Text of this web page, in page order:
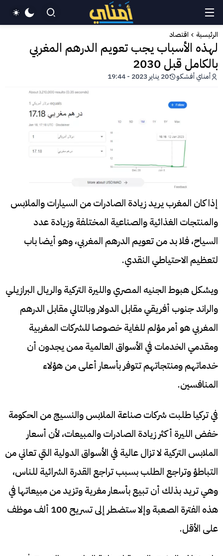
الرئيسية اقتصاد
لهذه الأسباب يجب تعويم الدرهم المغربي
بالكامل قبل 2030
أمناي أفشكو 20 يناير 2023 - 19:44
إذا كان المغرب يريد زيادة الصادرات من السيارات والملابس
والمنتجات الغذائية والصناعية المختلفة وزيادة عدد
السياح، فلا بد من تعويم الدرهم المغربي، وهو أيضا باب
لتعظيم الاحتياطي النقدي.
ويشكل هبوط الجنيه المصري والليرة التركية والريال البرازيلي
والراند جنوب أفريقي مقابل الدولار وبالتالي مقابل الدرهم
المغربي هو أمر مؤلم للغاية خصوصا للشركات المغربية
ومقدمي الخدمات في الأسواق العالمية ممن يجدون أن
خدماتهم ومنتجاتهم تتوفر بأسعار أعلى من هؤلاء
المنافسين.
في تركيا طلبت شركات صناعة الملابس والنسيج من الحكومة
خفض الليرة أكثر زيادة الصادرات والمبيعات، لأن أسعار
الملابس التركية لا تزال عالية في الأسواق الدولية التي تعاني من
التباطؤ وتراجع الطلب بسبب تراجع القدرة الشرائية للناس،
وهي تريد بذلك أن تبيع بأسعار مغرية وتزيد من مبيعاتها في
هذه الفترة الصعبة وإلا ستضطر إلى تسريح 100 ألف موظف
على الأقل.